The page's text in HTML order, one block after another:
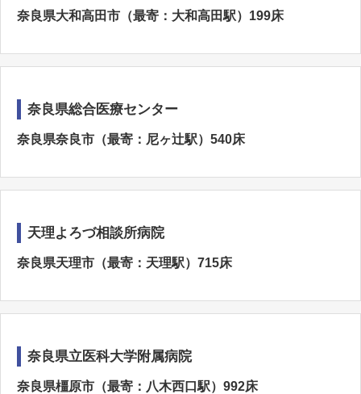
奈良県大和高田市（最寄：大和高田駅）199床
奈良県総合医療センター
奈良県奈良市（最寄：尼ヶ辻駅）540床
天理よろづ相談所病院
奈良県天理市（最寄：天理駅）715床
奈良県立医科大学附属病院
奈良県橿原市（最寄：八木西口駅）992床